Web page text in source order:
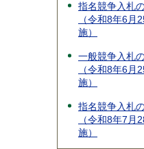
指名競争入札
（令和8年6月
施）
一般競争入札
（令和8年6月
施）
指名競争入札
（令和8年7月
施）